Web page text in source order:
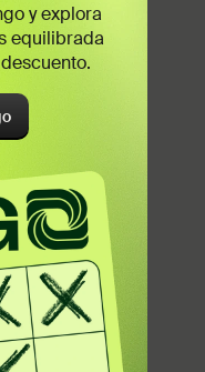
por
de dar el
el
mucho más
curiosidad y
que en un
no tienes
con
comenzar
y explora
equilibrada